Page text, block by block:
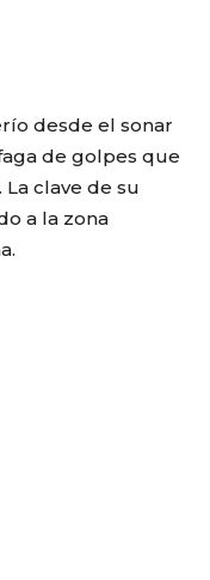
desde el sonar
de golpes que
clave de su
a la zona